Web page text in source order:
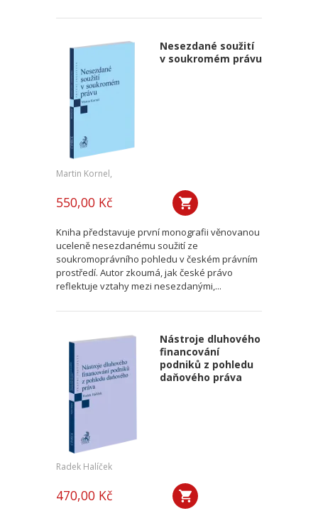
Nesezdané soužití
v soukromém právu
Martin Kornel,
550,00 Kč
Kniha představuje první monografii věnovanou
uceleně nesezdanému soužití ze
soukromoprávního pohledu v českém právním
prostředí. Autor zkoumá, jak české právo
reflektuje vztahy mezi nesezdanými,...
Nástroje dluhového
financování
podniků z pohledu
daňového práva
Radek Halíček
470,00 Kč